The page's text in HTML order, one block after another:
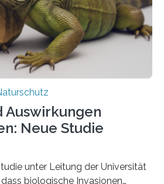
fünf Jahren von
und Wissenschaftlern des
Auswirkungen
Neue Studie
unter Leitung der Universität
biologische Invasionen